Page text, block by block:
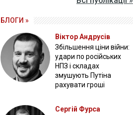
БЛОГИ »
Віктор Андрусів
Збільшення ціни війни:
удари по російських
НПЗ і складах
змушують Путіна
рахувати гроші
Сергій Фурса